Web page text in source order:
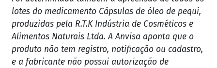
lotes do medicamento Cápsulas de óleo de pequi,
produzidas pela R.T.K Indústria de Cosméticos e
Alimentos Naturais Ltda. A Anvisa aponta que o
produto não tem registro, notificação ou cadastro,
e a fabricante não possui autorização de